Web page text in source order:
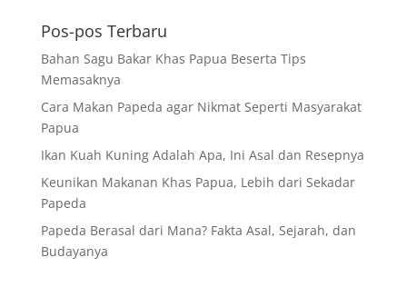
Pos-pos Terbaru
Bahan Sagu Bakar Khas Papua Beserta Tips
Memasaknya
Cara Makan Papeda agar Nikmat Seperti Masyarakat
Papua
Ikan Kuah Kuning Adalah Apa, Ini Asal dan Resepnya
Keunikan Makanan Khas Papua, Lebih dari Sekadar
Papeda
Papeda Berasal dari Mana? Fakta Asal, Sejarah, dan
Budayanya